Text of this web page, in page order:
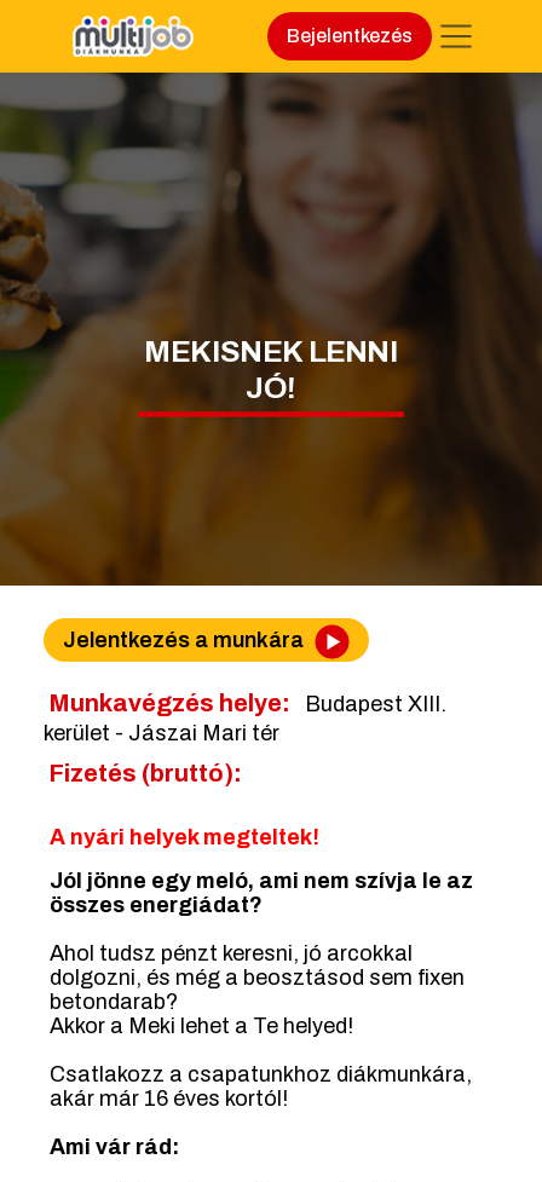
Bejelentkezés
MEKISNEK LENNI
JÓ!
Jelentkezés a munkára
Munkavégzés helye:
Budapest XIII.
kerület - Jászai Mari tér
Fizetés (bruttó):
A nyári helyek megteltek!
Jól jönne egy meló, ami nem szívja le az
összes energiádat?
Ahol tudsz pénzt keresni, jó arcokkal
dolgozni, és még a beosztásod sem fixen
betondarab?
Akkor a Meki lehet a Te helyed!
Csatlakozz a csapatunkhoz diákmunkára,
akár már 16 éves kortól!
Ami vár rád: